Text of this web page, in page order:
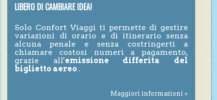
LIBERO DI CAMBIARE IDEA!
Solo Confort Viaggi ti permette di gestire
variazioni di orario e di itinerario senza
alcuna penale e senza costringerti a
chiamare costosi numeri a pagamento,
grazie all'emissione differita del
biglietto aereo .
Maggiori informazioni »